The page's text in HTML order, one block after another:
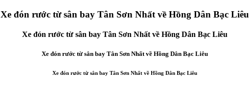
Xe đón rước từ sân bay Tân Sơn Nhất về Hồng Dân Bạc Liêu
Xe đón rước từ sân bay Tân Sơn Nhất về Hồng Dân Bạc Liêu
Xe đón rước từ sân bay Tân Sơn Nhất về Hồng Dân Bạc Liêu
Xe đón rước từ sân bay Tân Sơn Nhất về Hồng Dân Bạc Liêu